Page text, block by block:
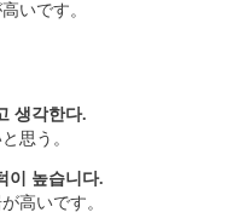
いです。
생각한다.
思う。
이 높습니다.
高いです。